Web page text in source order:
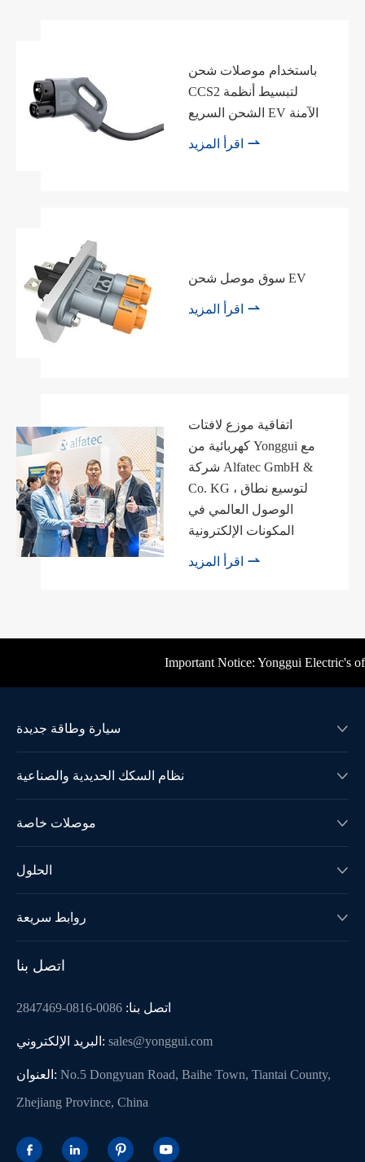
باستخدام موصلات شحن
CCS2 لتبسيط أنظمة
الشحن السريع EV الآمنة

سوق موصل شحن EV

اتفاقية موزع لافتات
كهربائية من Yonggui مع
شركة Alfatec GmbH &
Co. KG ، لتوسيع نطاق
الوصول العالمي في
المكونات الإلكترونية

Important Notice: Yonggui Electric's
سيارة وطاقة جديدة 
نظام السكك الحديدية والصناعية 
موصلات خاصة 
الحلول 
روابط سريعة 
اتصل بنا
اتصل بنا: 0086-0816-2847469
البريد الإلكتروني: sales@yonggui.com
العنوان: No.5 Dongyuan Road, Baihe Town, Tiantai County,
Zhejiang Province, China
   